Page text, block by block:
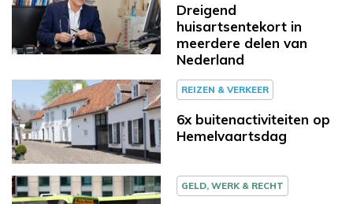
Dreigend
huisartsentekort in
meerdere delen van
Nederland
REIZEN & VERKEER
6x buitenactiviteiten op
Hemelvaartsdag
GELD, WERK & RECHT